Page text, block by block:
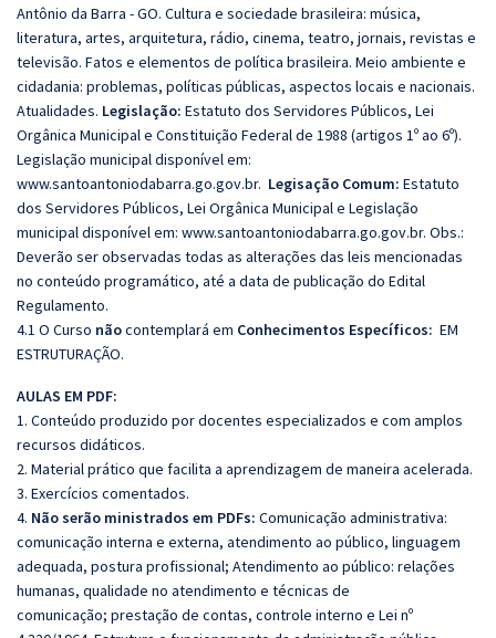
Antônio da Barra - GO. Cultura e sociedade brasileira: música,
literatura, artes, arquitetura, rádio, cinema, teatro, jornais, revistas e
televisão. Fatos e elementos de política brasileira. Meio ambiente e
cidadania: problemas, políticas públicas, aspectos locais e nacionais.
Atualidades. Legislação: Estatuto dos Servidores Públicos, Lei
Orgânica Municipal e Constituição Federal de 1988 (artigos 1º ao 6º).
Legislação municipal disponível em:
www.santoantoniodabarra.go.gov.br. Legisação Comum: Estatuto
dos Servidores Públicos, Lei Orgânica Municipal e Legislação
municipal disponível em: www.santoantoniodabarra.go.gov.br. Obs.:
Deverão ser observadas todas as alterações das leis mencionadas
no conteúdo programático, até a data de publicação do Edital
Regulamento.
4.1 O Curso nãocontemplará em Conhecimentos Específicos: EM
ESTRUTURAÇÃO.
AULAS EM PDF:
1. Conteúdo produzido por docentes especializados e com amplos
recursos didáticos.
2. Material prático que facilita a aprendizagem de maneira acelerada.
3. Exercícios comentados.
4. Não serão ministrados em PDFs: Comunicação administrativa:
comunicação interna e externa, atendimento ao público, linguagem
adequada, postura profissional; Atendimento ao público: relações
humanas, qualidade no atendimento e técnicas de
comunicação; prestação de contas, controle interno e Lei nº